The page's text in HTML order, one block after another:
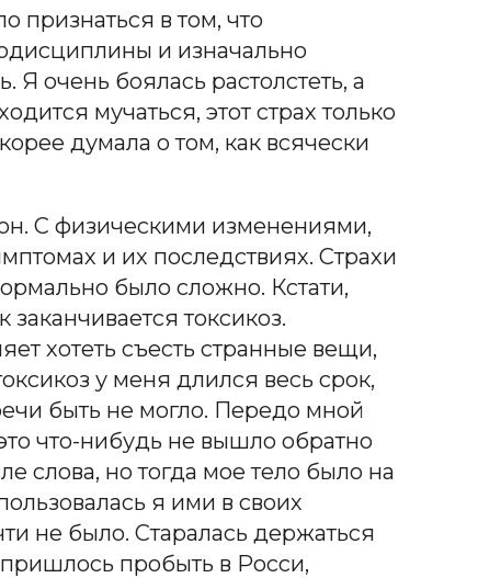
признаться в том, что
и изначально
Я очень боялась растолстеть, а
мучаться, этот страх только
думала о том, как всячески
С физическими изменениями,
и их последствиях. Страхи
было сложно. Кстати,
токсикоз.
хотеть съесть странные вещи,
у меня длился весь срок,
быть не могло. Передо мной
что-нибудь не вышло обратно
слова, но тогда мое тело было на
я ими в своих
не было. Старалась держаться
пробыть в Росси,